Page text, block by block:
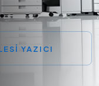
YAZICI